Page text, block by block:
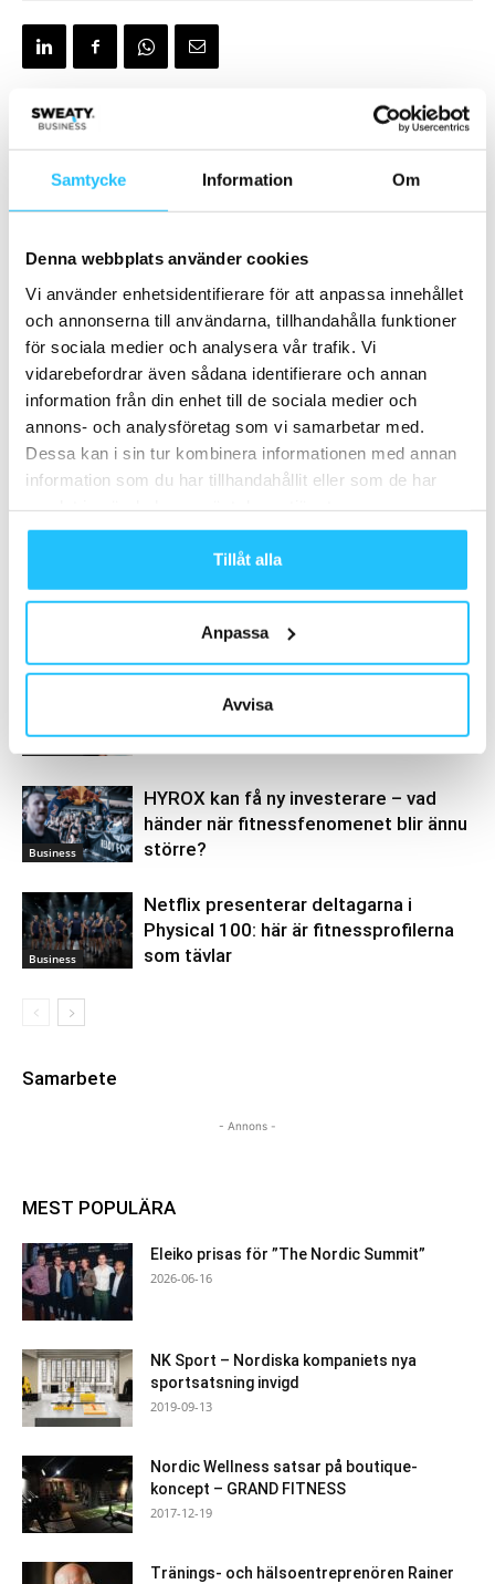
Samtycke Information Om
Denna webbplats använder cookies
Vi använder enhetsidentifierare för att anpassa innehållet
och annonserna till användarna, tillhandahålla funktioner
för sociala medier och analysera vår trafik. Vi
vidarebefordrar även sådana identifierare och annan
information från din enhet till de sociala medier och
annons- och analysföretag som vi samarbetar med.
Dessa kan i sin tur kombinera informationen med annan
information som du har tillhandahållit eller som de har
Tillåt alla
Anpassa
Avvisa
Förra artikeln
Tjejmilen och ASICS
Stockholm Marathon
Marathongruppen ställer in
Nästa artikel
Under Armour lanserar
Mer av samma författare
bekräftar
Business
HYROX kan få ny investerare – vad
händer när fitnessfenomenet blir ännu
större?
Business
Netflix presenterar deltagarna i
Physical 100: här är fitnessprofilerna
som tävlar
Samarbete
- Annons -
MEST POPULÄRA
Eleiko prisas för ”The Nordic Summit”
2026-06-16
NK Sport – Nordiska kompaniets nya
sportsatsning invigd
2019-09-13
Nordic Wellness satsar på boutique-
koncept – GRAND FITNESS
2017-12-19
Tränings- och hälsoentreprenören Rainer